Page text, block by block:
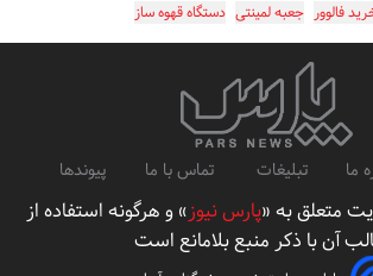
فالوور جعبه لمینتی دستگاه قهوه ساز
ما تبلیغات تماس با ما پیوندها
متعلق به «پارس نیوز» و هرگونه استفاده از
آن با ذکر منبع بلامانع است